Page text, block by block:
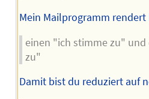
Mein Mailprogramm
einen "ich stimme zu"
zu"
Damit bist du reduziert auf